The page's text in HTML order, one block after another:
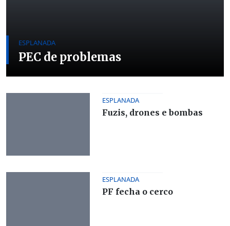
ESPLANADA
PEC de problemas
ESPLANADA
Fuzis, drones e bombas
ESPLANADA
PF fecha o cerco